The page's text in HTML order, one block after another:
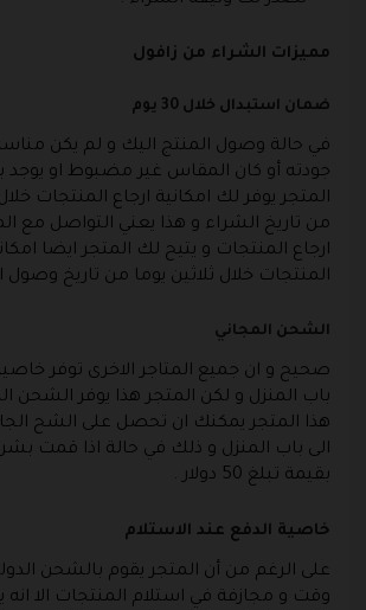
مميزات الشراء من زافول
ضمان استبدال خلال 30 يوم
في حالة وصول المنتج اليك و لم يكن
جودته أو كان المقاس غير مضبوط او يوجد
المتجر يوفر لك امكانية ارجاع المنتجات
من تاريخ الشراء و هذا يعني التواصل مع
ارجاع المنتجات و يتيح لك المتجر ايضا
المنتجات خلال ثلاثين يوما من تاريخ وصول
الشحن المجاني
صحيح و ان جميع المتاجر الاخرى توفر
باب المنزل و لكن المتجر هذا يوفر الشحن
هذا المتجر يمكنك ان تحصل على الشح
الى باب المنزل و ذلك في حالة اذا قمت
بقيمة تبلغ 50 دولار .
خاصية الدفع عند الاستلام
على الرغم من أن المتجر يقوم بالشحن
وقت و مجازفة في استلام المنتجات الا انه